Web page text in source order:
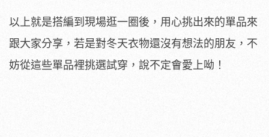
以上就是搭編到現場逛一圈後，用心挑出來的單品來
跟大家分享，若是對冬天衣物還沒有想法的朋友，不
妨從這些單品裡挑選試穿，說不定會愛上呦！